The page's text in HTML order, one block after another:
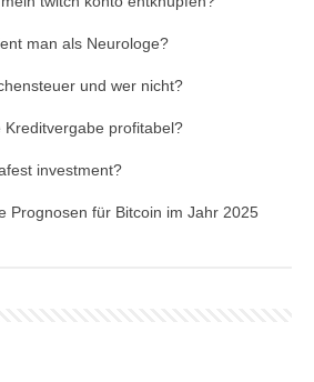
man als Neurologe?
und wer nicht?
Kreditvergabe profitabel?
investment?
Prognosen für Bitcoin im Jahr 2025